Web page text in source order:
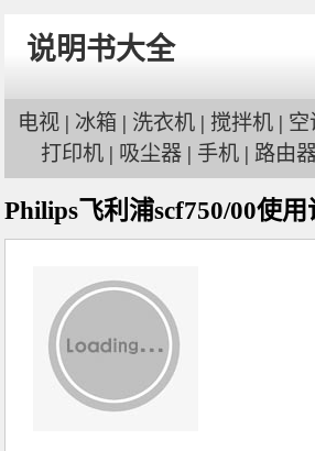
说明书大全
电视 | 冰箱 | 洗衣机 | 搅拌机 | 空
打印机 | 吸尘器 | 手机 | 路由
Philips飞利浦scf750/00使